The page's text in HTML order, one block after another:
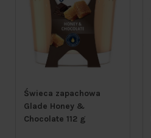
Świeca zapachowa
Glade Honey &
Chocolate 112 g